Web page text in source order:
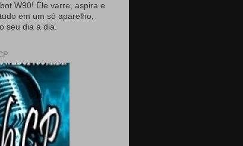
W90! Ele varre, aspira e
em um só aparelho,
seu dia a dia.